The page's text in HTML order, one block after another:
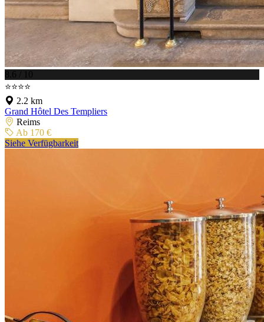
8.6 / 10
⭐⭐⭐⭐
2.2 km
Grand Hôtel Des Templiers
Reims
Ab 170 €
Siehe Verfügbarkeit